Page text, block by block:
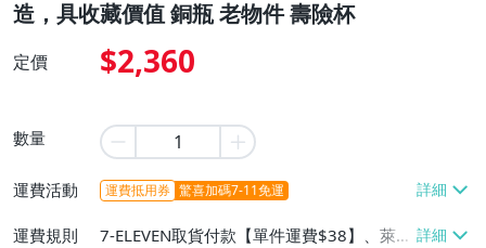
造，具收藏價值 銅瓶 老物件 壽險杯
定價 $2,360
數量
運費活動 運費抵用券 驚喜加碼7-11免運
運費規則
7-ELEVEN取貨付款【單件運費$38】、萊爾